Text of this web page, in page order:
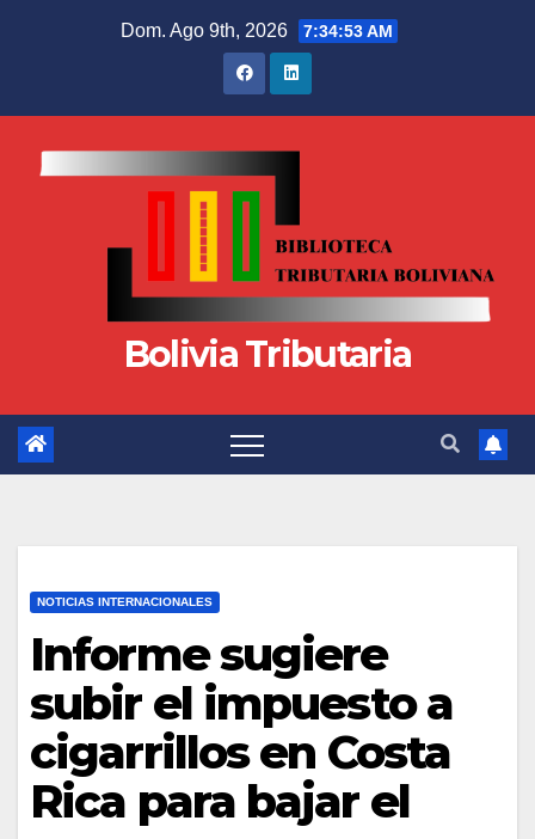
Dom. Ago 9th, 2026 7:34:54 AM
Bolivia Tributaria
NOTICIAS INTERNACIONALES
Informe sugiere
subir el impuesto a
cigarrillos en Costa
Rica para bajar el